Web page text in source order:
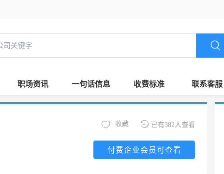
职场资讯 一句话信息 收费标准 联系客服
已有382人查看
收藏
付费企业会员可查看